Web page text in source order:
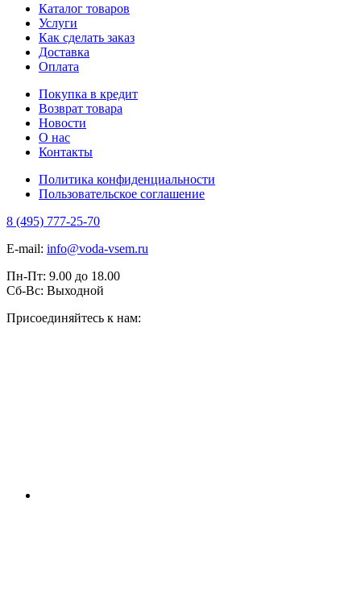
Каталог товаров
Услуги
Как сделать заказ
Доставка
Оплата
Покупка в кредит
Возврат товара
Новости
О нас
Контакты
Политика конфиденциальности
Пользовательское соглашение
8 (495) 777-25-70
E-mail: info@voda-vsem.ru
Пн-Пт: 9.00 до 18.00
Сб-Вс: Выходной
Присоединяйтесь к нам: